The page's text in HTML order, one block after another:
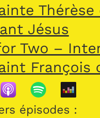
Thérèse
Jésus
Two –
François
épisodes :